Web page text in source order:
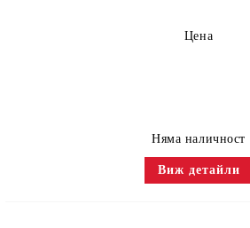
Цена
Няма наличност
Виж детайли